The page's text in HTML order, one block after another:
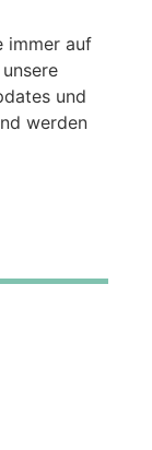
immer auf
und
werden